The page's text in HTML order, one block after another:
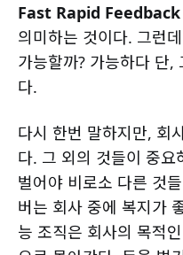
Fast Rapid
의미하는 것이다. 그런
가능할까? 가능하다 단,
다.
다시 한번 말하지만, 회
다. 그 외의 것들이 중
벌어야 비로소 다른 것
버는 회사 중에 복지가
능 조직은 회사의 목적